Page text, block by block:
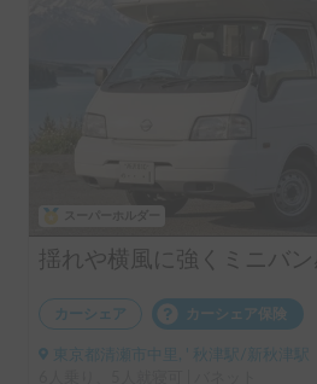
カーシェア カーシェア保険
東京都清瀬市中里, ' 秋津駅/新秋津駅